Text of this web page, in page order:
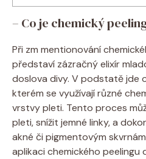
– Co je chemický
Při zm mentionování
představí zázračný elixír
doslova divy. V podstatě jde
kterém se využívají různé
vrstvy pleti. Tento proces
pleti, snížit jemné linky, a
akné či pigmentovým
aplikaci chemického peelingu